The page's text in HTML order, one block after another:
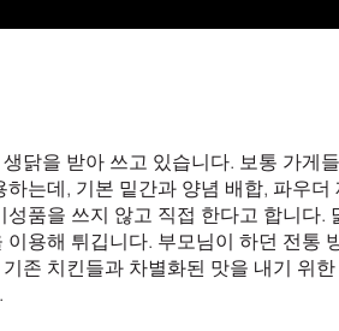
닭을 받아 쓰고 있습니다. 보통 가게
하는데, 기본 밑간과 양념 배합, 파우더
성품을 쓰지 않고 직접 한다고 합니다.
이용해 튀깁니다. 부모님이 하던 전통
존 치킨들과 차별화된 맛을 내기 위